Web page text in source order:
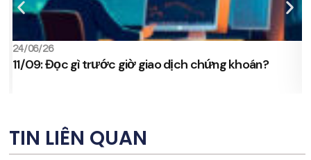
24/06/26
11/09: Đọc gì trước giờ giao dịch chứng khoán?
TIN LIÊN QUAN